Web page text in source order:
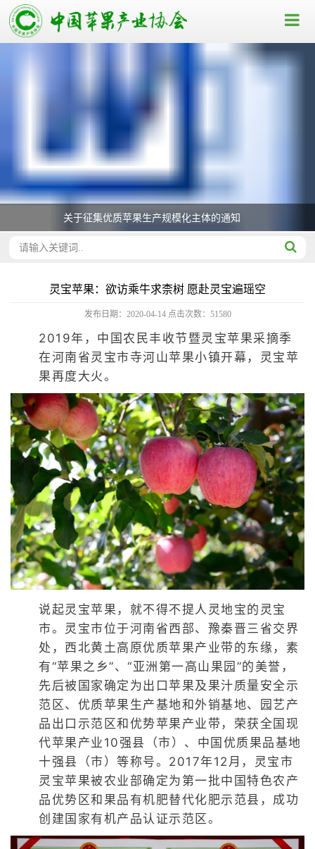
关于征集优质苹果生产规模化主体的通知
灵宝苹果：欲访乘牛求柰树 愿赴灵宝遍瑶空
发布日期：2020-04-14 点击次数： 51580
2019年，中国农民丰收节暨灵宝苹果采摘季
在河南省灵宝市寺河山苹果小镇开幕，灵宝苹
果再度大火。
说起灵宝苹果，就不得不提人灵地宝的灵宝
市。灵宝市位于河南省西部、豫秦晋三省交界
处，西北黄土高原优质苹果产业带的东缘，素
有“苹果之乡”、“亚洲第一高山果园”的美誉，
先后被国家确定为出口苹果及果汁质量安全示
范区、优质苹果生产基地和外销基地、园艺产
品出口示范区和优势苹果产业带，荣获全国现
代苹果产业10强县（市）、中国优质果品基地
十强县（市）等称号。2017年12月，灵宝市
灵宝苹果被农业部确定为第一批中国特色农产
品优势区和果品有机肥替代化肥示范县，成功
创建国家有机产品认证示范区。